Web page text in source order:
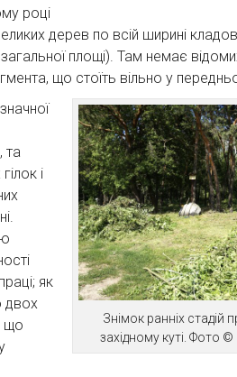
році
дерев по всій ширині
площі). Там немає
що стоїть вільно у
Знімок ранніх стадій
західному куті. Фото
та
і
як
двох
що